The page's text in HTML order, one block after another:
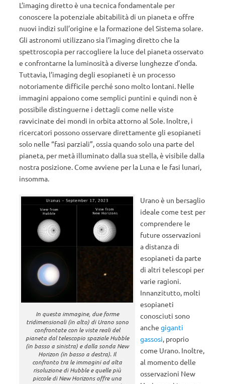
L’imaging diretto è una tecnica fondamentale per
conoscere la potenziale abitabilità di un pianeta e offre
nuovi indizi sull’origine e la formazione del Sistema solare.
Gli astronomi utilizzano sia l’imaging diretto che la
spettroscopia per raccogliere la luce del pianeta osservato
e confrontarne la luminosità a diverse lunghezze d’onda.
Tuttavia, l’imaging degli esopianeti è un processo
notoriamente difficile perché sono molto lontani. Nelle
immagini appaiono come semplici puntini e quindi non è
possibile distinguerne i dettagli come nelle viste
ravvicinate dei mondi in orbita attorno al Sole. Inoltre, i
ricercatori possono osservare direttamente gli esopianeti
solo nelle “fasi parziali”, ossia quando solo una parte del
pianeta, per metà illuminato dalla sua stella, è visibile dalla
nostra posizione. Come avviene per la Luna e le fasi lunari,
insomma.
In questa immagine, due forme
tridimensionali (in alto) di Urano sono
confrontate con le viste reali del
pianeta dal telescopio spaziale Hubble
(in basso a sinistra) e dalla sonda New
Horizon (in basso a destra). Il
confronto tra le immagini ad alta
risoluzione di Hubble e quelle più
piccole di New Horizons offre una
Urano è un bersaglio
ideale come test per
comprendere le
future osservazioni
a distanza di
esopianeti da parte
di altri telescopi per
varie ragioni.
Innanzitutto, molti
esopianeti
conosciuti sono
anchegiganti
gassosi, proprio
come Urano. Inoltre,
al momento delle
osservazioni New